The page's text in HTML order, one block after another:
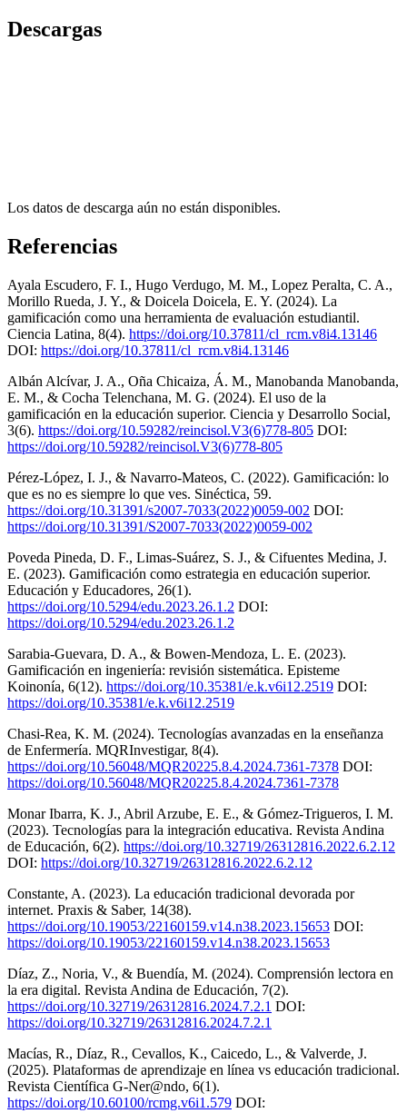
Descargas
Los datos de descarga aún no están disponibles.
Referencias
Ayala Escudero, F. I., Hugo Verdugo, M. M., Lopez Peralta, C. A.,
Morillo Rueda, J. Y., & Doicela Doicela, E. Y. (2024). La
gamificación como una herramienta de evaluación estudiantil.
Ciencia Latina, 8(4). https://doi.org/10.37811/cl_rcm.v8i4.13146
DOI: https://doi.org/10.37811/cl_rcm.v8i4.13146
Albán Alcívar, J. A., Oña Chicaiza, Á. M., Manobanda Manobanda,
E. M., & Cocha Telenchana, M. G. (2024). El uso de la
gamificación en la educación superior. Ciencia y Desarrollo Social,
3(6). https://doi.org/10.59282/reincisol.V3(6)778-805 DOI:
https://doi.org/10.59282/reincisol.V3(6)778-805
Pérez-López, I. J., & Navarro-Mateos, C. (2022). Gamificación: lo
que es no es siempre lo que ves. Sinéctica, 59.
https://doi.org/10.31391/s2007-7033(2022)0059-002 DOI:
https://doi.org/10.31391/S2007-7033(2022)0059-002
Poveda Pineda, D. F., Limas-Suárez, S. J., & Cifuentes Medina, J.
E. (2023). Gamificación como estrategia en educación superior.
Educación y Educadores, 26(1).
https://doi.org/10.5294/edu.2023.26.1.2 DOI:
https://doi.org/10.5294/edu.2023.26.1.2
Sarabia-Guevara, D. A., & Bowen-Mendoza, L. E. (2023).
Gamificación en ingeniería: revisión sistemática. Episteme
Koinonía, 6(12). https://doi.org/10.35381/e.k.v6i12.2519 DOI:
https://doi.org/10.35381/e.k.v6i12.2519
Chasi-Rea, K. M. (2024). Tecnologías avanzadas en la enseñanza
de Enfermería. MQRInvestigar, 8(4).
https://doi.org/10.56048/MQR20225.8.4.2024.7361-7378 DOI:
https://doi.org/10.56048/MQR20225.8.4.2024.7361-7378
Monar Ibarra, K. J., Abril Arzube, E. E., & Gómez-Trigueros, I. M.
(2023). Tecnologías para la integración educativa. Revista Andina
de Educación, 6(2). https://doi.org/10.32719/26312816.2022.6.2.12
DOI: https://doi.org/10.32719/26312816.2022.6.2.12
Constante, A. (2023). La educación tradicional devorada por
internet. Praxis & Saber, 14(38).
https://doi.org/10.19053/22160159.v14.n38.2023.15653 DOI:
https://doi.org/10.19053/22160159.v14.n38.2023.15653
Díaz, Z., Noria, V., & Buendía, M. (2024). Comprensión lectora en
la era digital. Revista Andina de Educación, 7(2).
https://doi.org/10.32719/26312816.2024.7.2.1 DOI:
https://doi.org/10.32719/26312816.2024.7.2.1
Macías, R., Díaz, R., Cevallos, K., Caicedo, L., & Valverde, J.
(2025). Plataformas de aprendizaje en línea vs educación tradicional.
Revista Científica G-Ner@ndo, 6(1).
https://doi.org/10.60100/rcmg.v6i1.579 DOI: